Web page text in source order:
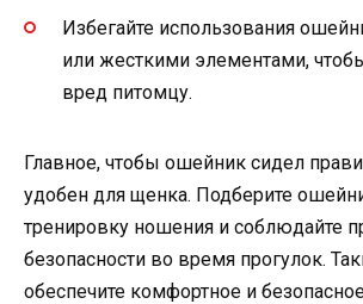
Избегайте использования
или жесткими элементами,
вред питомцу.
Главное, чтобы ошейник сидел
удобен для щенка. Подберите
тренировку ношения и соблюдайте
безопасности во время прогулок.
обеспечите комфортное и